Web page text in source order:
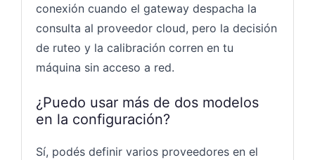
conexión cuando el gateway despacha la
consulta al proveedor cloud, pero la decisión
de ruteo y la calibración corren en tu
máquina sin acceso a red.
¿Puedo usar más de dos modelos
en la configuración?
Sí, podés definir varios proveedores en el